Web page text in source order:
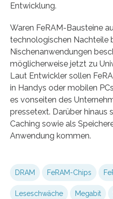
Entwicklung.
Waren FeRAM-Bausteine
technologischen Nachteile
Nischenanwendungen
möglicherweise jetzt zu
Laut Entwickler sollen
in Handys oder mobilen
es vonseiten des
pressetext. Darüber hinaus
Caching sowie als
Anwendung kommen.
DRAM FeRAM-Chips
Leseschwäche Megabit